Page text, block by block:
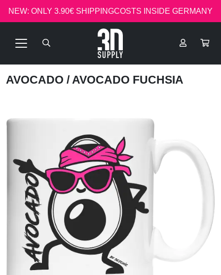
NEW: ONLY 3.90€ SHIPPINGCOSTS INSIDE GERMANY
AVOCADO / AVOCADO FUCHSIA